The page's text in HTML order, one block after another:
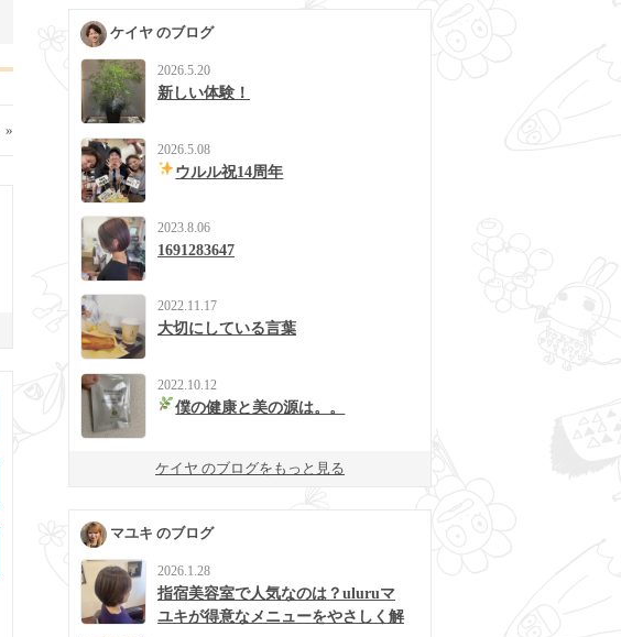
»
ケイヤ のブログ
2026.5.20
新しい体験！
2026.5.08
ウルル祝14周年
2023.8.06
1691283647
2022.11.17
大切にしている言葉
2022.10.12
僕の健康と美の源は。。
ケイヤ のブログをもっと見る
マユキ のブログ
2026.1.28
指宿美容室で人気なのは？uluruマ
ユキが得意なメニューをやさしく解